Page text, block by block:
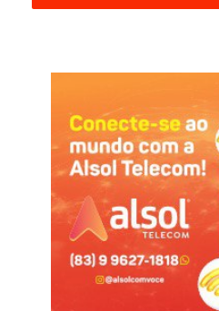
O protesto feito pelo Treze foi
Arthur Alves, representante da
paraibanos nas competições
presidente Michelle Ramalho,
de delegação da seleção